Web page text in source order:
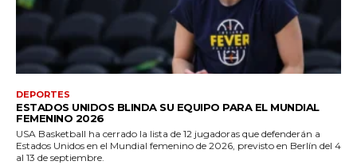
DEPORTES
ESTADOS UNIDOS BLINDA SU EQUIPO PARA EL MUNDIAL
FEMENINO 2026
USA Basketball ha cerrado la lista de 12 jugadoras que defenderán a
Estados Unidos en el Mundial femenino de 2026, previsto en Berlín del 4
al 13 de septiembre.